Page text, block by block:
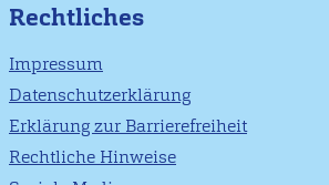
Rechtliches
Impressum
Datenschutzerklärung
Erklärung zur Barrierefreiheit
Rechtliche Hinweise